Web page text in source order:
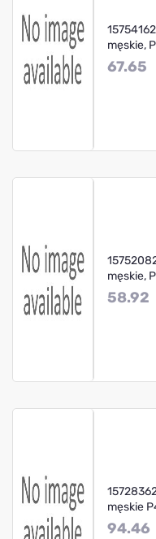
męskie,
67.65
męskie,
58.92
męskie
94.46